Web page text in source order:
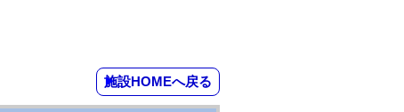
施設HOMEへ戻る